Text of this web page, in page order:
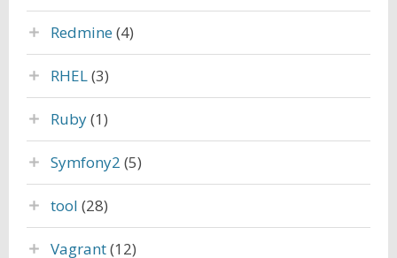
Redmine(4)
RHEL(3)
Ruby(1)
Symfony2 (5)
tool (28)
Vagrant(12)